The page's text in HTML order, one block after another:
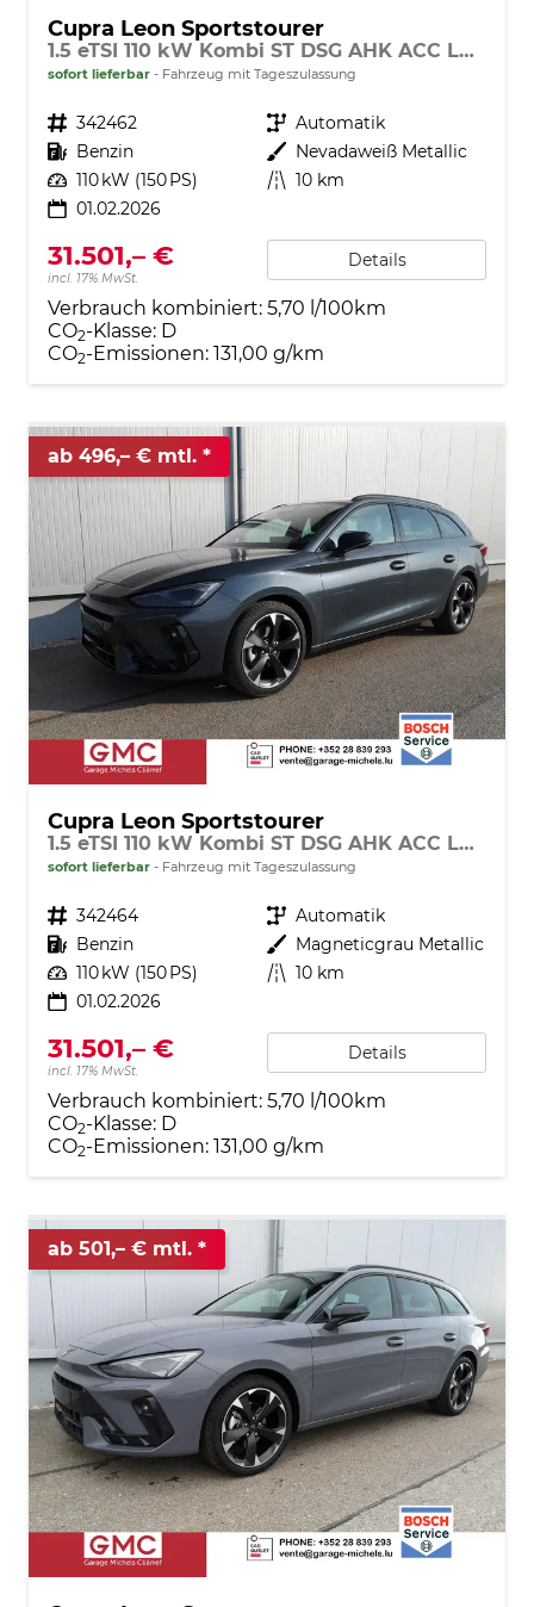
Cupra Leon Sportstourer
1.5 eTSI 110 kW Kombi ST DSG AHK ACC LED
sofort lieferbar Fahrzeug mit Tageszulassung
Fahrzeugnr. 342462 Getriebe Automatik
Kraftstoff Benzin Außenfarbe Nevadaweiß Metallic
Leistung 110 kW (150 PS) Kilometerstand 10 km
01.02.2026
31.501,– €
incl. 17% MwSt.
Details
Verbrauch kombiniert: 5,70 l/100km
CO2-Klasse: D
CO2-Emissionen: 131,00 g/km
ab 496,– € mtl.
Cupra Leon Sportstourer
1.5 eTSI 110 kW Kombi ST DSG AHK ACC LED
sofort lieferbar Fahrzeug mit Tageszulassung
Fahrzeugnr. 342464 Getriebe Automatik
Kraftstoff Benzin Außenfarbe Magneticgrau Metallic
Leistung 110 kW (150 PS) Kilometerstand 10 km
01.02.2026
31.501,– €
incl. 17% MwSt.
Details
Verbrauch kombiniert: 5,70 l/100km
CO2-Klasse: D
CO2-Emissionen: 131,00 g/km
ab 501,– € mtl.